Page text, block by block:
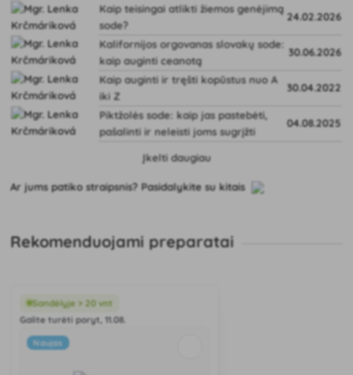
Kaip teisingai atlikti žiemos genėjimą
sode?
24.02.2026
Kalifornijos orgovanas slovakų sode:
kaip auginti ceanotą
30.06.2026
Kaip auginti ir tręšti kopūstus nuo A
iki Z
30.04.2022
Piktžolės sode: kaip jas pastebėti,
pašalinti ir neleisti joms sugrįžti
04.08.2025
Įkelti daugiau
Ar jums patiko straipsnis? Pasidalykite su kitais
Rekomenduojami preparatai
Sandėlyje > 20 vnt
Galite turėti poryt, 11.08.
Naujas